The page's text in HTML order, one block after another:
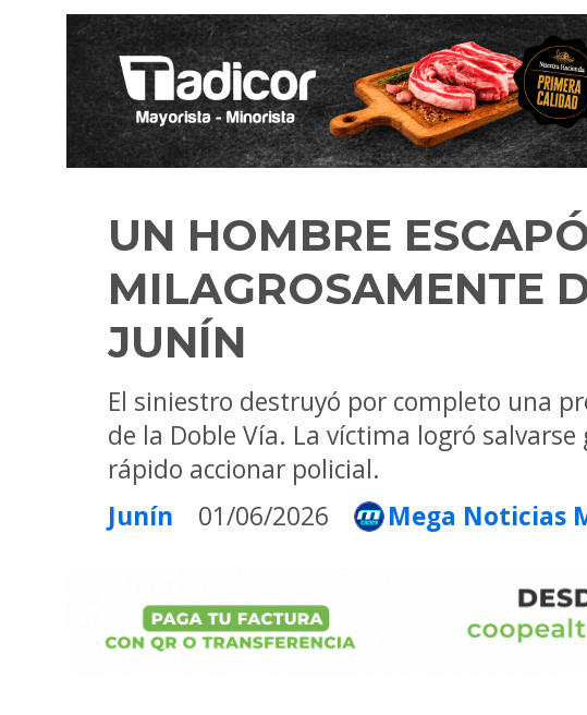
UN HOMBRE
MILAGROSAMENTE
JUNÍN
El siniestro destruyó por completo una
de la Doble Vía. La víctima logró
rápido accionar policial.
Junín
01/06/2026 Mega Noticias